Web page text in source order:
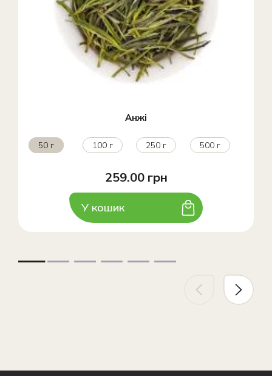
Анжі
50 г 100 г 250 г 500 г
259.00 грн
У кошик